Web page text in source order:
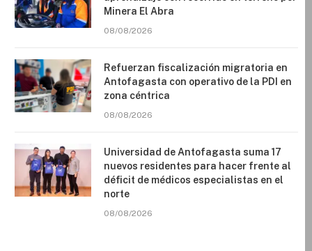
Minera El Abra
08/08/2026
Refuerzan fiscalización migratoria en
Antofagasta con operativo de la PDI en
zona céntrica
08/08/2026
Universidad de Antofagasta suma 17
nuevos residentes para hacer frente al
déficit de médicos especialistas en el
norte
08/08/2026